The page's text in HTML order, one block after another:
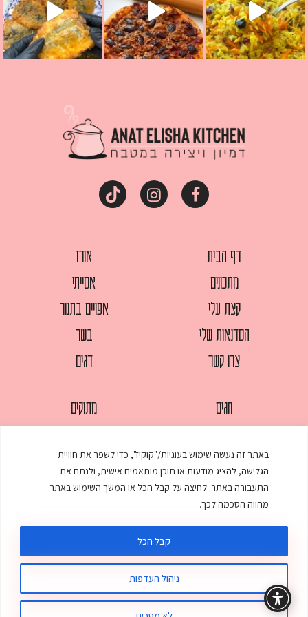
באתר זה נעשה שימוש בעוגיות/"קוקיז", כדי לשפר את חוויית
הגלישה, להציג מודעות או תוכן מותאמים אישית, ולנתח את
התעבורה באתר. לחיצה על קבל הכל או המשך השימוש באתר
מהווה הסכמה לכך.
ניהול העדפות
קבל הכל
דף הבית
מתכונים
קצת עלי
הסדנאות שלי
צרו קשר
אורז
אסייתי
אפויים בתנור
בשר
דגים
חגים
מאפים
ממולאים
מרקים
מתוקים
עוגות
עוף
© כל הזכויות שמורות לענת אלישע | עיצוב ובניית אתר
תקנון האתר מדיניות פרטיות